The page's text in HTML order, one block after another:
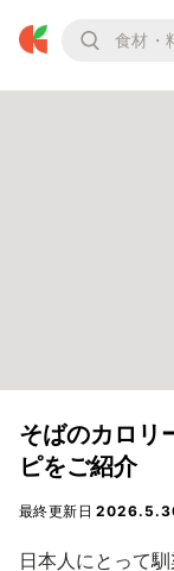
そばのカロリ
ピをご紹介
最終更新日
日本人にとって